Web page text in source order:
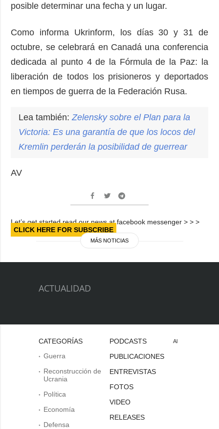
posible determinar una fecha y un lugar.
Como informa Ukrinform, los días 30 y 31 de
octubre, se celebrará en Canadá una conferencia
dedicada al punto 4 de la Fórmula de la Paz: la
liberación de todos los prisioneros y deportados
en tiempos de guerra de la Federación Rusa.
Lea también:Zelensky sobre el Plan para la
Victoria: Es una garantía de que los locos del
Kremlin perderán la posibilidad de guerrear
AV
Let’s get started read our news at facebook messenger > > >
CLICK HERE FOR SUBSCRIBE
MÁS NOTICIAS
ACTUALIDAD
CATEGORÍAS
Guerra
Reconstrucción de
Ucrania
Política
Economía
Defensa
PODCASTS
PUBLICACIONES
ENTREVISTAS
FOTOS
VIDEO
RELEASES
Al